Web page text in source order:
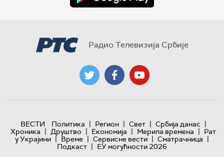
Радио Телевизија Србије
ВЕСТИ Политика | Регион | Свет | Србија данас |
Хроника | Друштво | Економија | Мерила времена | Рат
у Украјини | Време | Сервисне вести | Сматрачница |
Подкаст | ЕУ могућности 2026